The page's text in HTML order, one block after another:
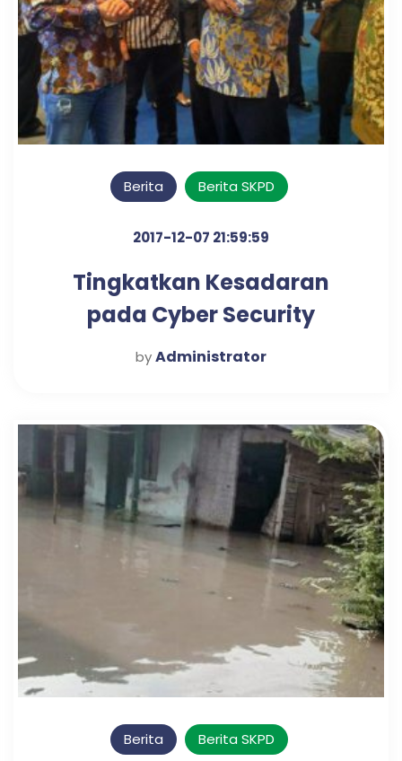
Berita Berita SKPD
2017-12-07 21:59:59
Tingkatkan Kesadaran
pada Cyber Security
byAdministrator
Berita Berita SKPD